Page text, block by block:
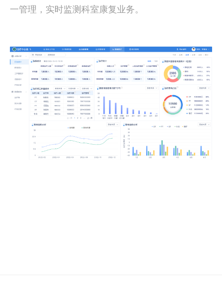
一管理，实时监测科室康复业务。